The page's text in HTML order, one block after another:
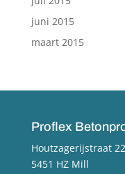
juni 2015
maart 2015
Proflex
Houtzagerijstraat 22
5451 HZ Mill